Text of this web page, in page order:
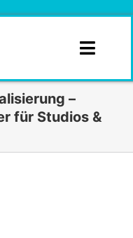
Toggle
–
für Studios &